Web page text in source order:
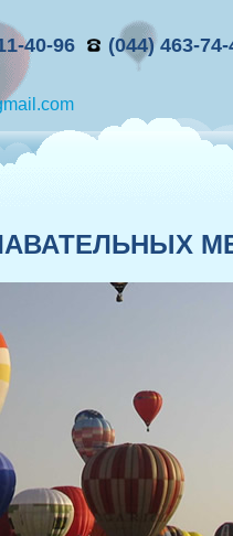
40-96 (044) 463-74-